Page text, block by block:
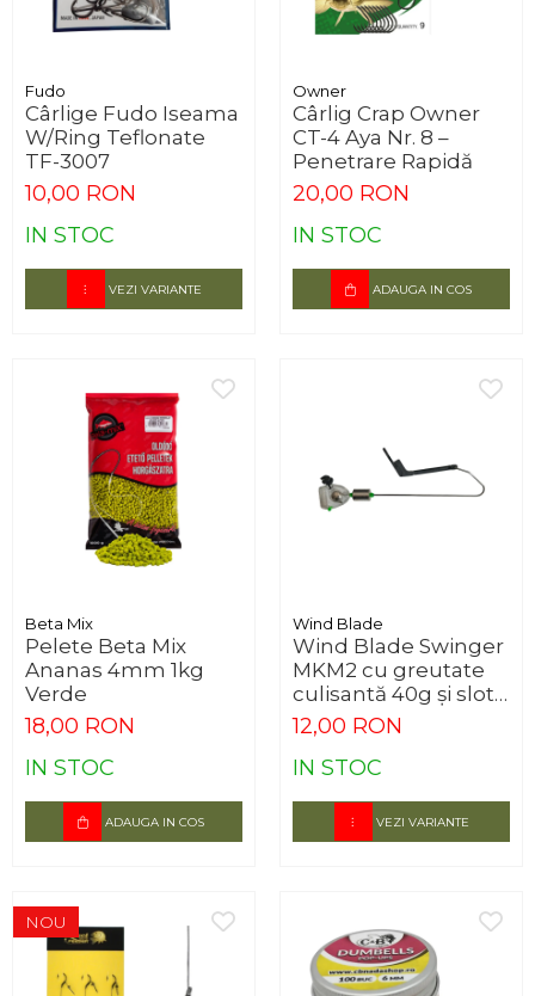
Fudo
Cârlige Fudo Iseama
W/Ring Teflonate
TF-3007
10,00 RON
IN STOC
VEZI VARIANTE
Owner
Cârlig Crap Owner
CT-4 Aya Nr. 8 –
Penetrare Rapidă
20,00 RON
IN STOC
ADAUGA IN COS
Beta Mix
Pelete Beta Mix
Ananas 4mm 1kg
Verde
18,00 RON
IN STOC
ADAUGA IN COS
Wind Blade
Wind Blade Swinger
MKM2 cu greutate
culisantă 40g și slot
starlet
12,00 RON
IN STOC
VEZI VARIANTE
NOU